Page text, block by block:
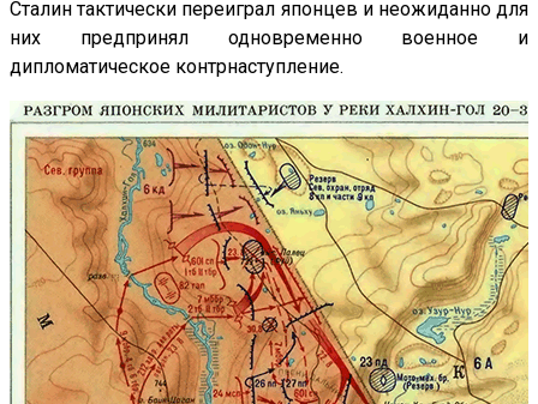
Сталин тактически переиграл японцев и неожиданно для
них предпринял одновременно военное и
дипломатическое контрнаступление.